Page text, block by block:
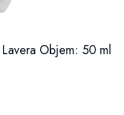
Objem: 50 ml